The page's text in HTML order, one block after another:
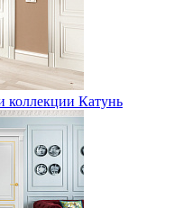
коллекции Катунь